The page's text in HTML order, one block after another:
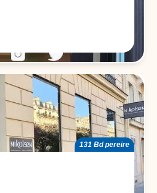
131 Bd pereire